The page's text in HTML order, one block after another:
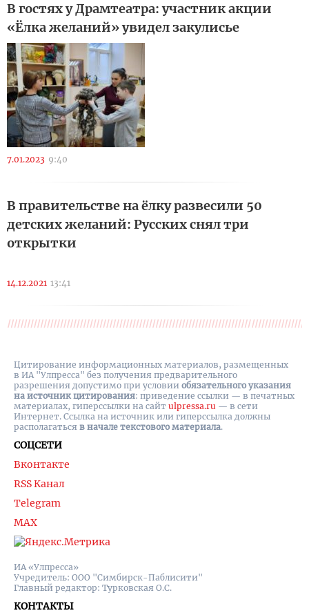
В гостях у Драмтеатра: участник акции
«Ёлка желаний» увидел закулисье
7.01.2023 9:40
В правительстве на ёлку развесили 50
детских желаний: Русских снял три
открытки
14.12.2021 13:41
ИА «Улпресса»
Учредитель: ООО "Симбирск-Паблисити"
Главный редактор: Турковская О.С.
КОНТАКТЫ
СОЦСЕТИ
Вконтакте
RSS Канал
Telegram
MAX
Цитирование информационных материалов, размещенных
в ИА "Улпресса" без получения предварительного
разрешения допустимо при условии обязательного указания
на источник цитирования: приведение ссылки — в печатных
материалах, гиперссылки на cайт ulpressa.ru — в сети
Интернет. Ссылка на источник или гиперссылка должны
располагаться в начале текстового материала.